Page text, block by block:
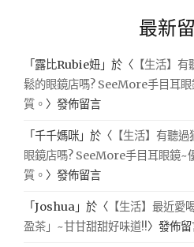
最新
「 露比Rubie妞 」於〈 【生活】
鬆的眼鏡店嗎? SeeMore手目耳
質。 〉發佈留言
「千千媽咪 」於〈 【生活】有聽
眼鏡店嗎? SeeMore手目耳眼鏡~
質。 〉發佈留言
「Joshua 」於〈 【生活】最近
盈茶」~甘甘甜甜好味道!!〉發佈